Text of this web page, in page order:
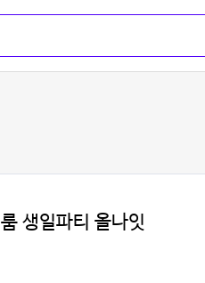
생일파티 올나잇